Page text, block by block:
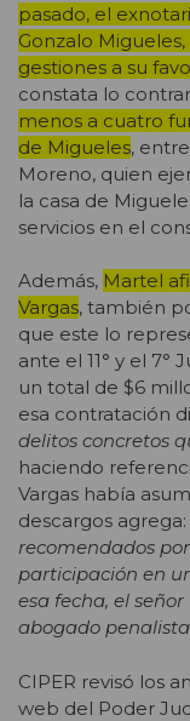
pasado, el
Gonzalo
gestiones a su
constata lo
menos a cuatro
de Migueles,
Moreno, quien
la casa de
servicios en el
Además, Martel
Vargas, también
que este lo
ante el 11° y el 7°
un total de $6
esa contratación
delitos concretos
haciendo
Vargas había
descargos agrega:
recomendados
participación en
esa fecha, el
abogado
CIPER revisó los
web del Poder